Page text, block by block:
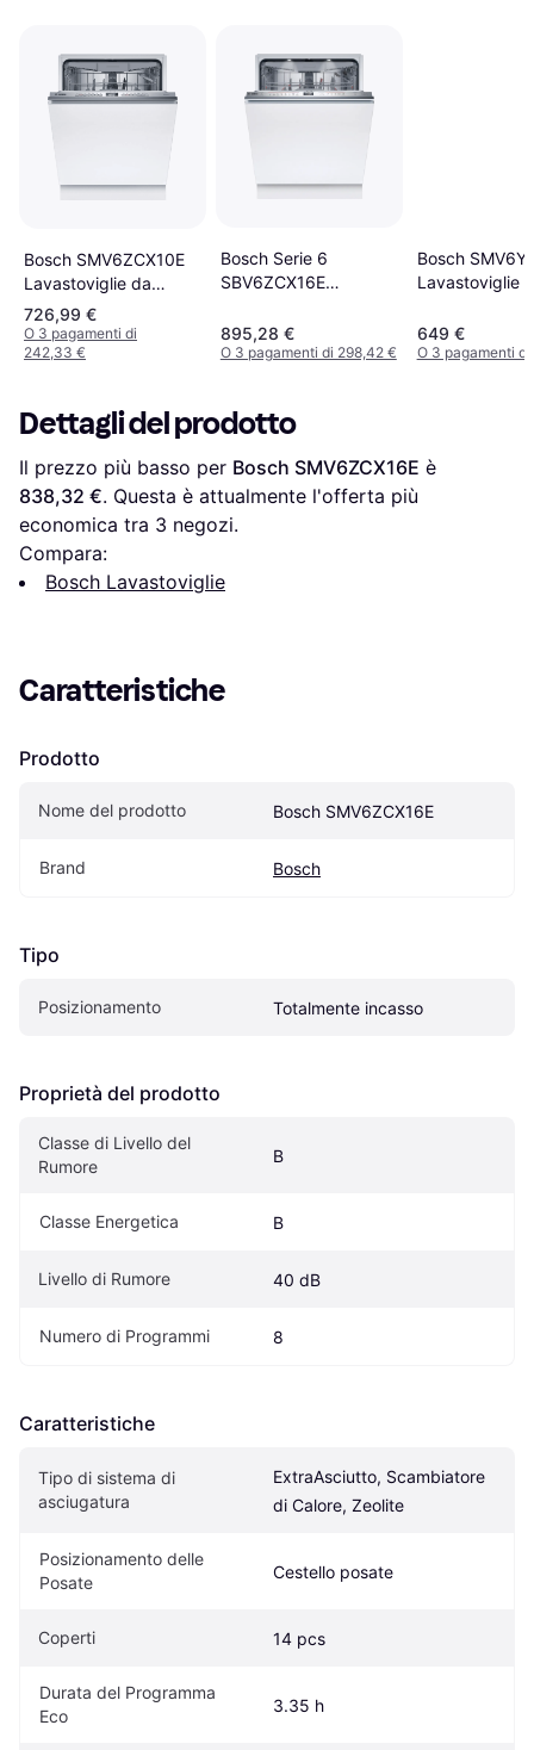
Bosch SMV6ZCX10E
Lavastoviglie da
Incasso 60 cm
726,99 €
O 3 pagamenti di
242,33 €
Bosch Serie 6
SBV6ZCX16E
Scomparsa Totale 14
Coperti
895,28 €
O 3 pagamenti di 298,42 €
Bosch
Lavastoviglie
Totale 60 cm
649 €
O 3 pagamenti
Dettagli del prodotto
Il prezzo più basso per Bosch SMV6ZCX16E
838,32 €. Questa è attualmente l'offerta più
economica tra 3 negozi.
Compara:
Bosch Lavastoviglie
Caratteristiche
Prodotto
Nome del prodotto Bosch SMV6ZCX16E
Brand Bosch
Tipo
Posizionamento Totalmente incasso
Proprietà del prodotto
Classe di Livello del
Rumore
B
Classe Energetica B
Livello di Rumore 40 dB
Numero di Programmi 8
Caratteristiche
Tipo di sistema di
asciugatura
ExtraAsciutto, Scambiatore
di Calore, Zeolite
Posizionamento delle
Posate
Cestello posate
Coperti 14 pcs
Durata del Programma
Eco
3.35 h